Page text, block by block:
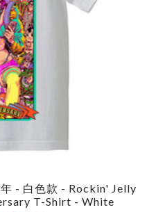
- 白色款 - Rockin' Jelly
T-Shirt - White